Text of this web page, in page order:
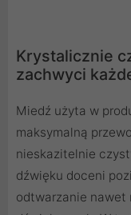
Krystalicznie
zachwyci
Miedź użyta w
maksymalną
nieskazitelnie
dźwięku doceni
odtwarzanie nawet